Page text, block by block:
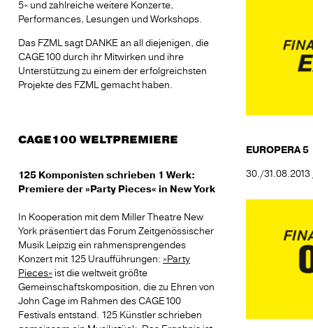
5« und zahlreiche weitere Konzerte,
Performances, Lesungen und Workshops.
Das FZML sagt DANKE an all diejenigen, die
CAGE100 durch ihr Mitwirken und ihre
Unterstützung zu einem der erfolgreichsten
Projekte des FZML gemacht haben.
CAGE100 WELTPREMIERE
125 Komponisten schrieben 1 Werk:
Premiere der »Party Pieces« in New York
In Kooperation mit dem Miller Theatre New
York präsentiert das Forum Zeitgenössischer
Musik Leipzig ein rahmensprengendes
Konzert mit 125 Uraufführungen: »Party
Pieces« ist die weltweit größte
Gemeinschaftskomposition, die zu Ehren von
John Cage im Rahmen des CAGE100
Festivals entstand. 125 Künstler schrieben
EUROPERA 5
30./